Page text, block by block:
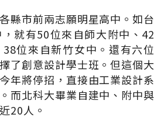
縣市前兩志願明星高中。如台
就有50位來自師大附中、42
位來自新竹女中。還有六位
了創意設計學士班。但這個大
年將停招，直接由工業設計系
而北科大畢業自建中、附中與
20人。